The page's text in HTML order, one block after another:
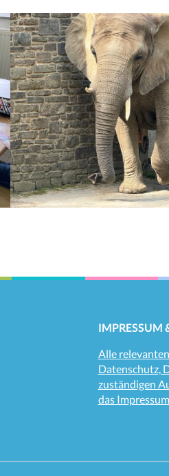
IMPRESSUM
Alle
Datenschutz,
zuständigen
das Impressum.